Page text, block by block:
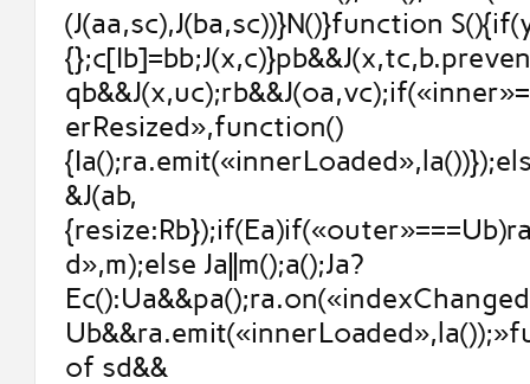
(J(aa,sc),J(ba,sc))}N()}function
erResized»,function()
&J(ab,
d»,m);else Ja||m();a();Ja?
of sd&&